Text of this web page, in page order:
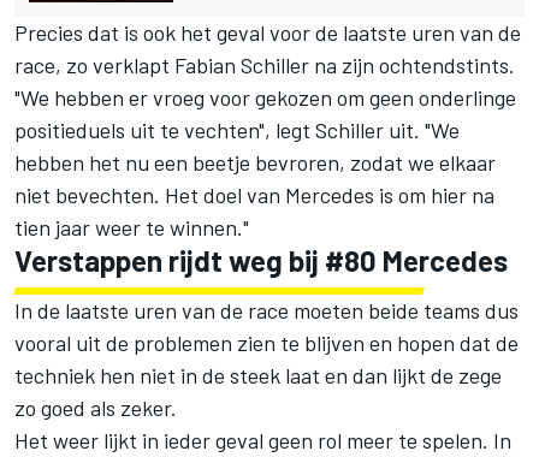
Precies dat is ook het geval voor de laatste uren van de
race, zo verklapt Fabian Schiller na zijn ochtendstints.
"We hebben er vroeg voor gekozen om geen onderlinge
positieduels uit te vechten", legt Schiller uit. "We
hebben het nu een beetje bevroren, zodat we elkaar
niet bevechten. Het doel van Mercedes is om hier na
tien jaar weer te winnen."
Verstappen rijdt weg bij #80 Mercedes
In de laatste uren van de race moeten beide teams dus
vooral uit de problemen zien te blijven en hopen dat de
techniek hen niet in de steek laat en dan lijkt de zege
zo goed als zeker.
Het weer lijkt in ieder geval geen rol meer te spelen. In